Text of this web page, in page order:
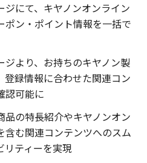
ジにて、キヤノンオンライン
ポン・ポイント情報を一括で
ジより、お持ちのキヤノン製
登録情報に合わせた関連コン
認可能に
品の特長紹介やキヤノンオン
含む関連コンテンツへのスム
リティーを実現